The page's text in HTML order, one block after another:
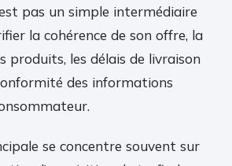
pas un simple intermédiaire
la cohérence de son offre, la
produits, les délais de livraison
des informations
se concentre souvent sur